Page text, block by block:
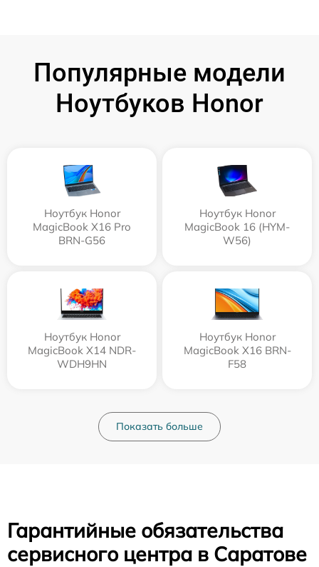
Популярные модели
Ноутбуков Honor
Ноутбук Honor
MagicBook X16 Pro
BRN-G56
Ноутбук Honor
MagicBook 16 (HYM-
W56)
Ноутбук Honor
MagicBook X14 NDR-
WDH9HN
Ноутбук Honor
MagicBook X16 BRN-
F58
Показать больше
Гарантийные обязательства
сервисного центра в Саратове